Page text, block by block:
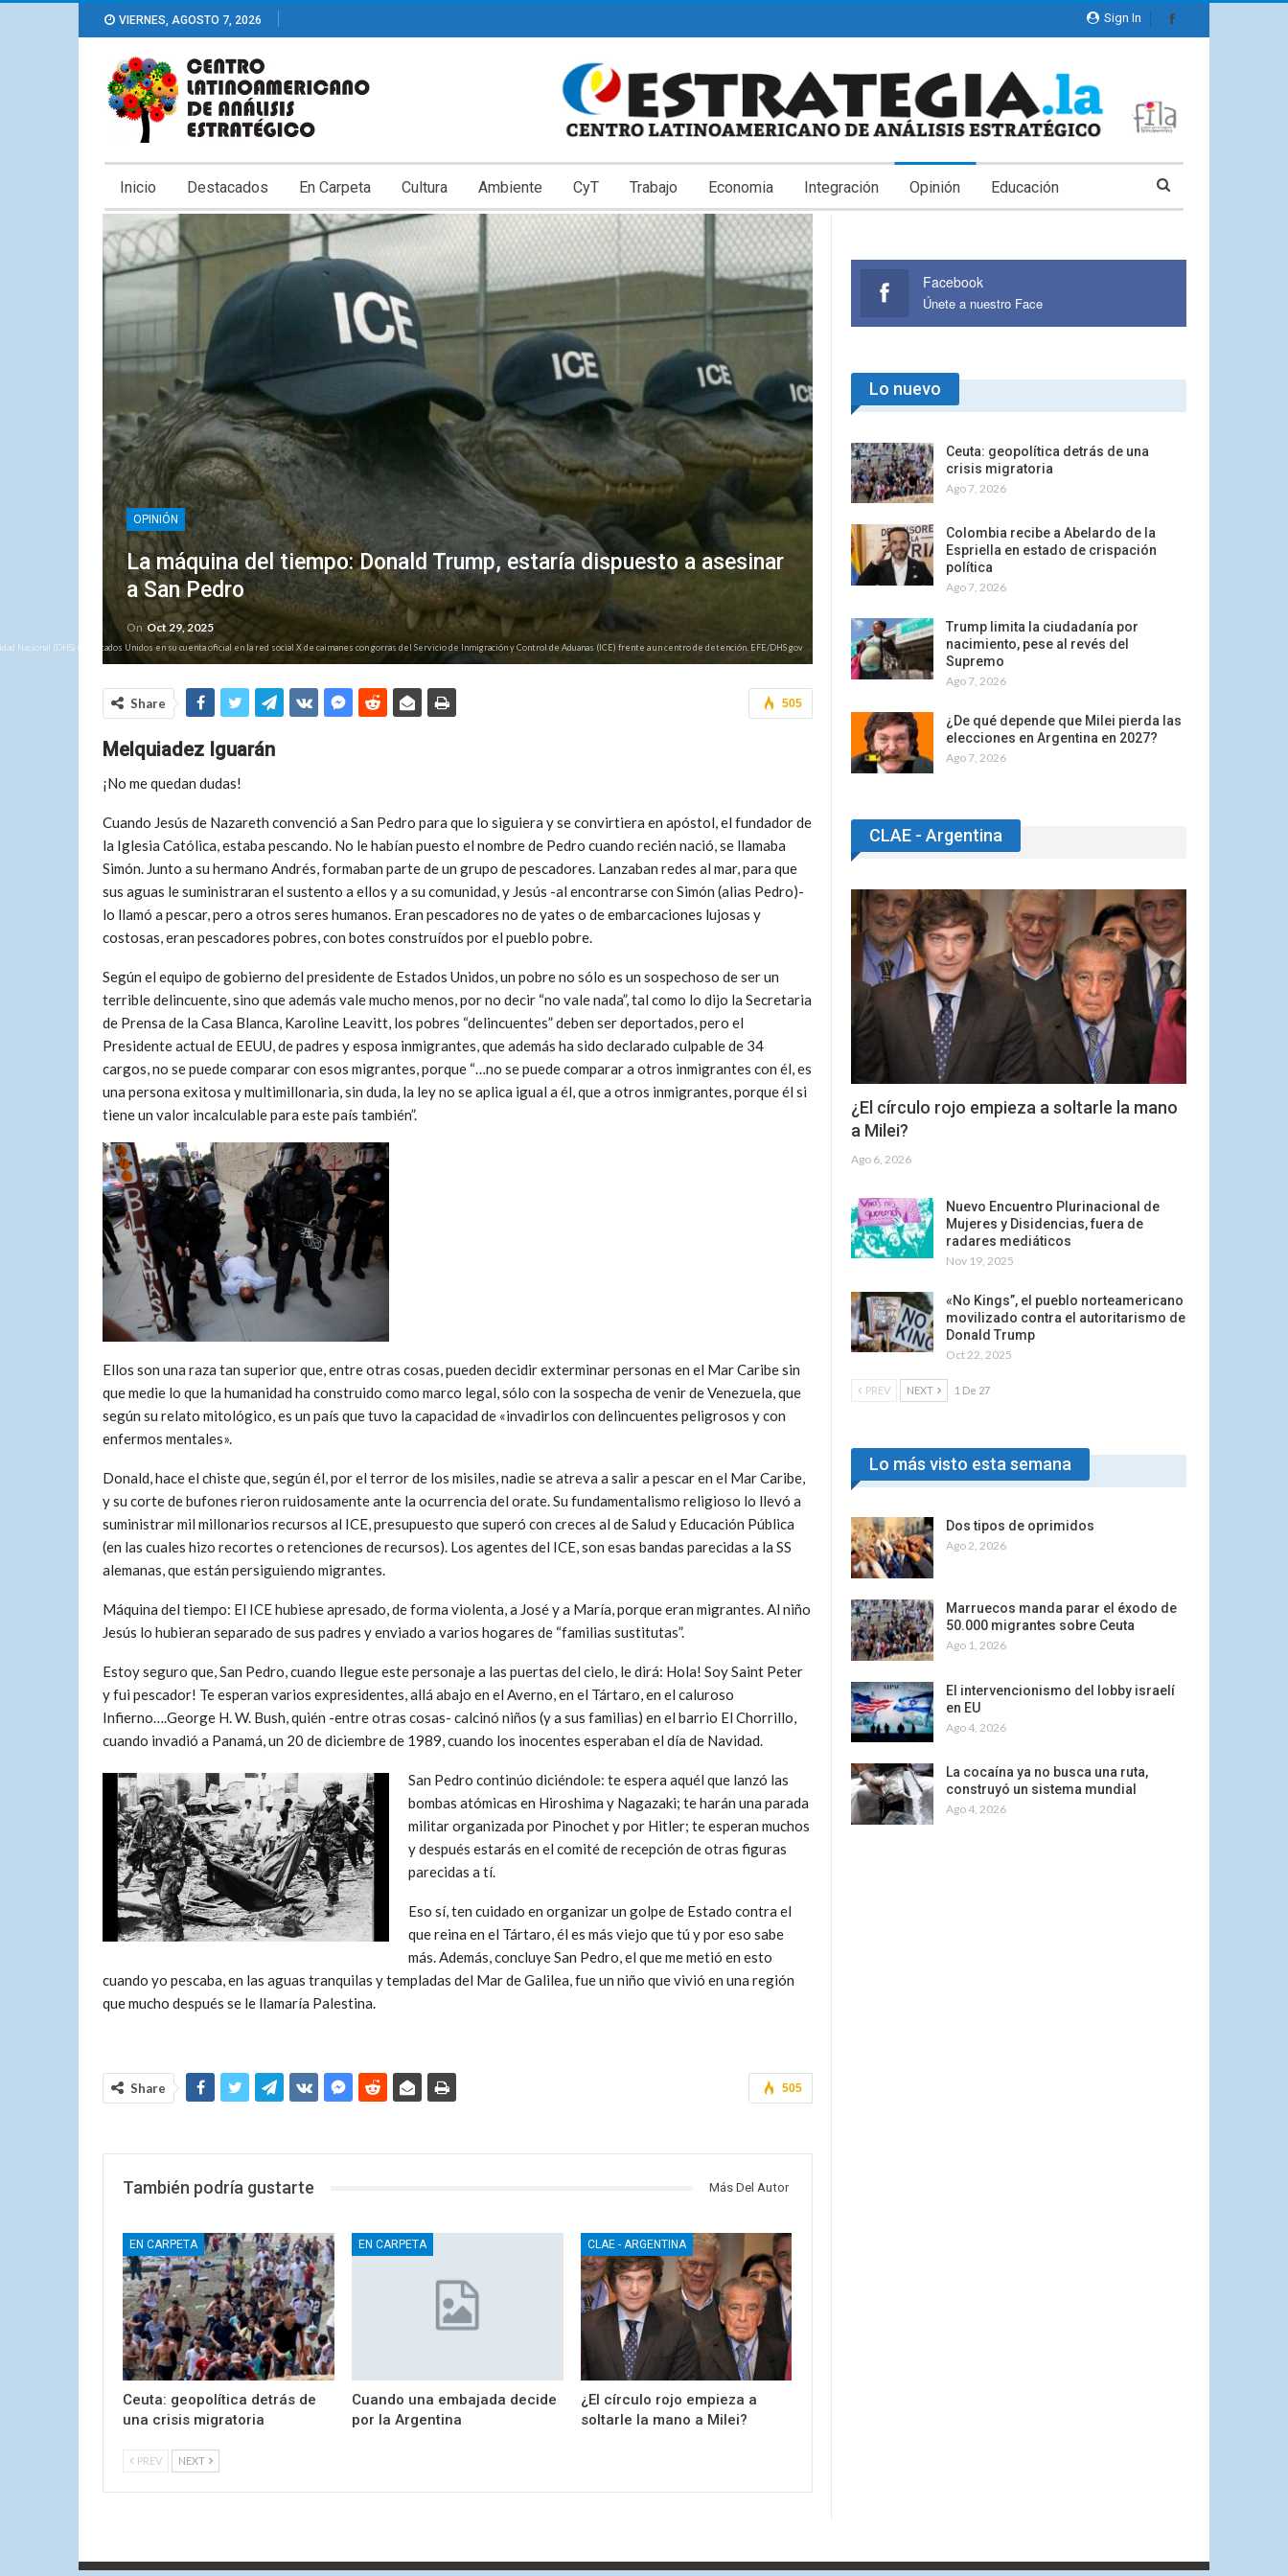
Sign In
VIERNES, AGOSTO 7, 2026
Inicio Destacados En Carpeta Cultura Ambiente CyT Trabajo Economia Integración Opinión Educación
OPINIÓN
La máquina del tiempo: Donald Trump, estaría dispuesto a asesinar
a San Pedro
On Oct 29, 2025
Nacional (DHS) de Estados Unidos en su cuenta oficial en la red social X de caimanes con gorras del Servicio de Inmigración y Control de Aduanas (ICE) frente a un centro de detención. EFE/DHS gov
505
Share
Melquiadez Iguarán
¡No me quedan dudas!
Cuando Jesús de Nazareth convenció a San Pedro para que lo siguiera y se convirtiera en apóstol, el fundador de
la Iglesia Católica, estaba pescando. No le habían puesto el nombre de Pedro cuando recién nació, se llamaba
Simón. Junto a su hermano Andrés, formaban parte de un grupo de pescadores. Lanzaban redes al mar, para que
sus aguas le suministraran el sustento a ellos y a su comunidad, y Jesús -al encontrarse con Simón (alias Pedro)-
lo llamó a pescar, pero a otros seres humanos. Eran pescadores no de yates o de embarcaciones lujosas y
costosas, eran pescadores pobres, con botes construídos por el pueblo pobre.
Según el equipo de gobierno del presidente de Estados Unidos, un pobre no sólo es un sospechoso de ser un
terrible delincuente, sino que además vale mucho menos, por no decir “no vale nada”, tal como lo dijo la Secretaria
de Prensa de la Casa Blanca, Karoline Leavitt, los pobres “delincuentes” deben ser deportados, pero el
Presidente actual de EEUU, de padres y esposa inmigrantes, que además ha sido declarado culpable de 34
cargos, no se puede comparar con esos migrantes, porque “…no se puede comparar a otros inmigrantes con él, es
una persona exitosa y multimillonaria, sin duda, la ley no se aplica igual a él, que a otros inmigrantes, porque él si
tiene un valor incalculable para este país también”.
Ellos son una raza tan superior que, entre otras cosas, pueden decidir exterminar personas en el Mar Caribe sin
que medie lo que la humanidad ha construido como marco legal, sólo con la sospecha de venir de Venezuela, que
según su relato mitológico, es un país que tuvo la capacidad de «invadirlos con delincuentes peligrosos y con
enfermos mentales».
Donald, hace el chiste que, según él, por el terror de los misiles, nadie se atreva a salir a pescar en el Mar Caribe,
y su corte de bufones rieron ruidosamente ante la ocurrencia del orate. Su fundamentalismo religioso lo llevó a
suministrar mil millonarios recursos al ICE, presupuesto que superó con creces al de Salud y Educación Pública
(en las cuales hizo recortes o retenciones de recursos). Los agentes del ICE, son esas bandas parecidas a la SS
alemanas, que están persiguiendo migrantes.
Máquina del tiempo: El ICE hubiese apresado, de forma violenta, a José y a María, porque eran migrantes. Al niño
Jesús lo hubieran separado de sus padres y enviado a varios hogares de “familias sustitutas”.
Estoy seguro que, San Pedro, cuando llegue este personaje a las puertas del cielo, le dirá: Hola! Soy Saint Peter
y fui pescador! Te esperan varios expresidentes, allá abajo en el Averno, en el Tártaro, en el caluroso
Infierno….George H. W. Bush, quién -entre otras cosas- calcinó niños (y a sus familias) en el barrio El Chorrillo,
cuando invadió a Panamá, un 20 de diciembre de 1989, cuando los inocentes esperaban el día de Navidad.
San Pedro continúo diciéndole: te espera aquél que lanzó las
bombas atómicas en Hiroshima y Nagazaki; te harán una parada
militar organizada por Pinochet y por Hitler; te esperan muchos
y después estarás en el comité de recepción de otras figuras
parecidas a tí.
Eso sí, ten cuidado en organizar un golpe de Estado contra el
que reina en el Tártaro, él es más viejo que tú y por eso sabe
más. Además, concluye San Pedro, el que me metió en esto
cuando yo pescaba, en las aguas tranquilas y templadas del Mar de Galilea, fue un niño que vivió en una región
que mucho después se le llamaría Palestina.
505
Share
También podría gustarte Más Del Autor
EN CARPETA
Ceuta: geopolítica detrás de
una crisis migratoria
EN CARPETA
Cuando una embajada decide
por la Argentina
CLAE - ARGENTINA
¿El círculo rojo empieza a
soltarle la mano a Milei?
PREV NEXT
Facebook
Únete a nuestro Face
Lo nuevo
Ceuta: geopolítica detrás de una
crisis migratoria
Ago 7, 2026
Colombia recibe a Abelardo de la
Espriella en estado de crispación
política
Ago 7, 2026
Trump limita la ciudadanía por
nacimiento, pese al revés del
Supremo
Ago 7, 2026
¿De qué depende que Milei pierda las
elecciones en Argentina en 2027?
Ago 7, 2026
CLAE - Argentina
¿El círculo rojo empieza a soltarle la mano
a Milei?
Ago 6, 2026
Nuevo Encuentro Plurinacional de
Mujeres y Disidencias, fuera de
radares mediáticos
Nov 19, 2025
«No Kings”, el pueblo norteamericano
movilizado contra el autoritarismo de
Donald Trump
Oct 22, 2025
PREV NEXT 1 De 27
Lo más visto esta semana
Dos tipos de oprimidos
Ago 2, 2026
Marruecos manda parar el éxodo de
50.000 migrantes sobre Ceuta
Ago 1, 2026
El intervencionismo del lobby israelí
en EU
Ago 4, 2026
La cocaína ya no busca una ruta,
construyó un sistema mundial
Ago 4, 2026